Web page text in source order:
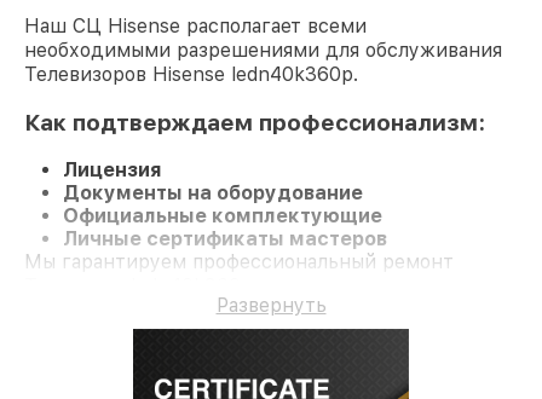
Наш СЦ Hisense располагает всеми
необходимыми разрешениями для обслуживания
Телевизоров Hisense ledn40k360p.
Как подтверждаем профессионализм:
Лицензия
Документы на оборудование
Официальные комплектующие
Личные сертификаты мастеров
Мы гарантируем профессиональный ремонт
Развернуть